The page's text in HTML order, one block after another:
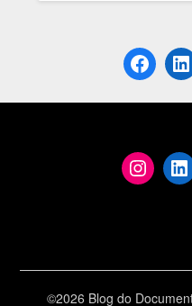
©2026 Blog do